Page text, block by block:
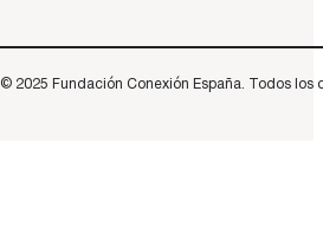
© 2025 Fundación Conexión España. Todos los